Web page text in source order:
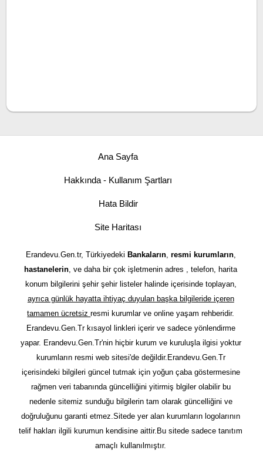
Ana Sayfa
Hakkında - Kullanım Şartları
Hata Bildir
Site Haritası
Erandevu.Gen.tr, Türkiyedeki Bankaların, resmi kurumların,
hastanelerin, ve daha bir çok işletmenin adres , telefon, harita
konum bilgilerini şehir şehir listeler halinde içerisinde toplayan,
ayrıca günlük hayatta ihtiyaç duyulan başka bilgileride içeren
tamamen ücretsizresmi kurumlar ve online yaşam rehberidir.
Erandevu.Gen.Tr kısayol linkleri içerir ve sadece yönlendirme
yapar. Erandevu.Gen.Tr'nin hiçbir kurum ve kuruluşla ilgisi yoktur
kurumların resmi web sitesi'de değildir.Erandevu.Gen.Tr
içerisindeki bilgileri güncel tutmak için yoğun çaba göstermesine
rağmen veri tabanında güncelliğini yitirmiş blgiler olabilir bu
nedenle sitemiz sunduğu bilgilerin tam olarak güncelliğini ve
doğruluğunu garanti etmez.Sitede yer alan kurumların logolarının
telif hakları ilgili kurumun kendisine aittir.Bu sitede sadece tanıtım
amaçlı kullanılmıştır.